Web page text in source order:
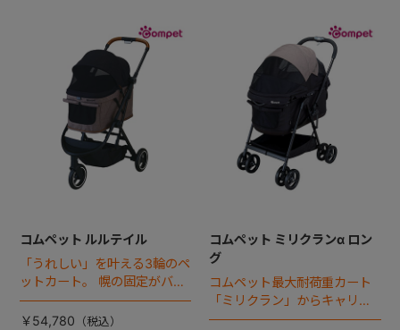
コムペット ルルテイル
「うれしい」を叶える3輪のペ
ットカート。 幌の固定がバッ
クルになった「ルルテイル」
登場！
￥54,780
コムペット ミリクランα ロン
グ
コムペット最大耐荷重カート
「ミリクラン」からキャリー
サイズ拡大タイプが新登場！